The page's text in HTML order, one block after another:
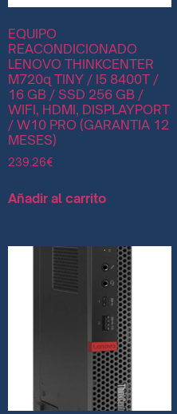
EQUIPO
REACONDICIONADO
LENOVO THINKCENTER
M720q TINY / I5 8400T /
16 GB / SSD 256 GB /
WIFI, HDMI, DISPLAYPORT
/ W10 PRO (GARANTIA 12
MESES)
239.26€
Añadir al carrito